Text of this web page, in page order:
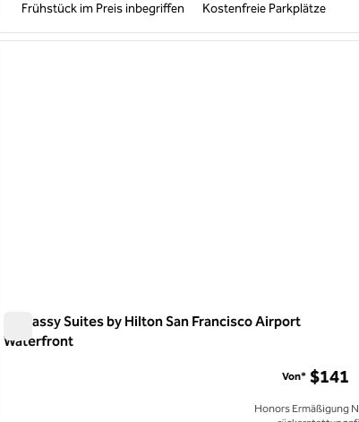
Frühstück im Preis inbegriffen Kostenfreie Parkplätze
Bild
von 12
Embassy Suites by Hilton San Francisco Airport
Waterfront
Von* $141
Honors Ermäßigung